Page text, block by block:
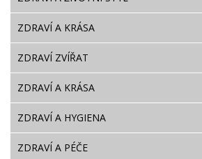
ZDRAVÍ A KRÁSA
ZDRAVÍ ZVÍŘAT
ZDRAVÍ A KRÁSA
ZDRAVÍ A HYGIENA
ZDRAVÍ A PÉČE